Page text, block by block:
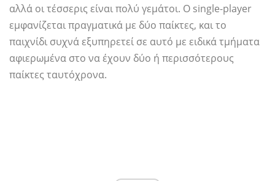
αλλά οι τέσσερις είναι πολύ γεμάτοι. Ο single-player
εμφανίζεται πραγματικά με δύο παίκτες, και το
παιχνίδι συχνά εξυπηρετεί σε αυτό με ειδικά τμήματα
αφιερωμένα στο να έχουν δύο ή περισσότερους
παίκτες ταυτόχρονα.